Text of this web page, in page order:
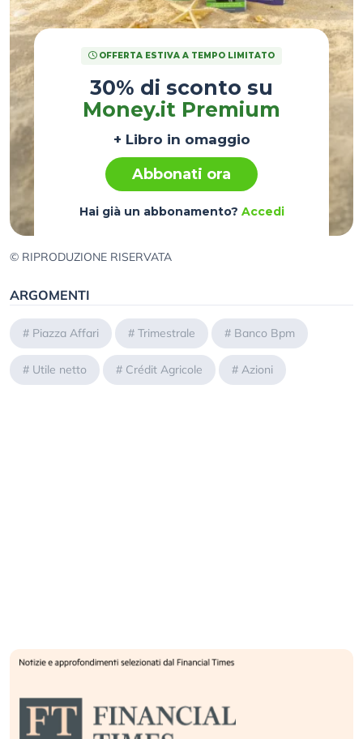
OFFERTA ESTIVA A TEMPO LIMITATO
30% di sconto su
Money.it Premium
+ Libro in omaggio
Abbonati ora
Hai già un abbonamento? Accedi
© RIPRODUZIONE RISERVATA
ARGOMENTI
# Piazza Affari # Trimestrale # Banco Bpm
# Utile netto # Crédit Agricole # Azioni